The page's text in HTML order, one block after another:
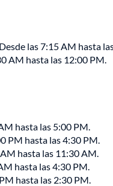
las 7:15 AM hasta
AM hasta las 12:00 PM.
hasta las 5:00 PM.
PM hasta las 4:30 PM.
hasta las 11:30 AM.
hasta las 4:30 PM.
hasta las 2:30 PM.